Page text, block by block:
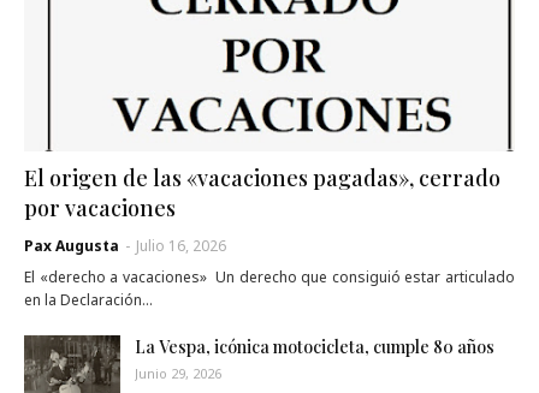
El origen de las «vacaciones pagadas», cerrado
por vacaciones
Pax Augusta - Julio 16, 2026
El «derecho a vacaciones» Un derecho que consiguió estar articulado
en la Declaración…
La Vespa, icónica motocicleta, cumple 80 años
Junio 29, 2026